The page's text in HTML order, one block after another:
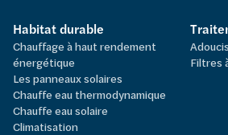
Habitat durable
Chauffage à haut rendement
énergétique
Les panneaux solaires
Chauffe eau thermodynamique
Chauffe eau solaire
Climatisation
Filtres